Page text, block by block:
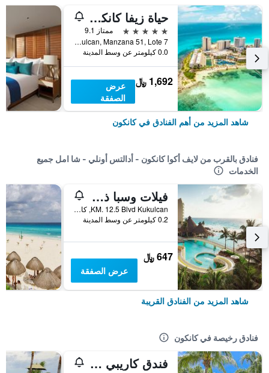
حياة زيفا كانكون - بسعر شامل جميع الخدمات
5 نجوم
ممتاز 9.1
Blvd. Kukulcan, Manzana 51, Lote 7, كانكون, ولاية كينتانا رو, المكسيك
0.0 كيلومتر عن وسط المدينة
1,692 ﷼
عرض
الصفقة
شاهد المزيد من أهم الفنادق في كانكون
فنادق بالقرب من لايف أكوا كانكون - أدالتس أونلي - شا امل جميع
الخدمات
فيلات وسبا ذا ويستن لاغونامار أوشن ريزورت كانكون
KM. 12.5 Blvd Kukulcan, كانكون, ولاية كينتانا رو, المكسيك
0.2 كيلومتر عن وسط المدينة
647 ﷼
عرض الصفقة
شاهد المزيد من الفنادق القريبة
فنادق رخيصة في كانكون
فندق كاريبي انترناسيونال كانكون